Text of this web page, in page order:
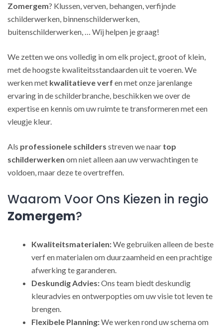
Zomergem? Klussen, verven, behangen, verfijnde
schilderwerken, binnenschilderwerken,
buitenschilderwerken, … Wij helpen je graag!
We zetten we ons volledig in om elk project, groot of klein,
met de hoogste kwaliteitsstandaarden uit te voeren. We
werken met kwalitatieve verf en met onze jarenlange
ervaring in de schilderbranche, beschikken we over de
expertise en kennis om uw ruimte te transformeren met een
vleugje kleur.
Als professionele schilders streven we naar top
schilderwerken om niet alleen aan uw verwachtingen te
voldoen, maar deze te overtreffen.
Waarom Voor Ons Kiezen in regio
Zomergem?
Kwaliteitsmaterialen:We gebruiken alleen de beste
verf en materialen om duurzaamheid en een prachtige
afwerking te garanderen.
Deskundig Advies:Ons team biedt deskundig
kleuradvies en ontwerpopties om uw visie tot leven te
brengen.
Flexibele Planning:We werken rond uw schema om